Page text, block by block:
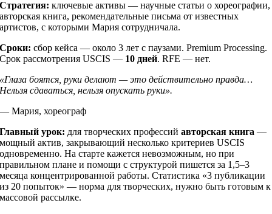
Стратегия: ключевые активы — научные статьи о хореографии,
авторская книга, рекомендательные письма от известных
артистов, с которыми Мария сотрудничала.
Сроки: сбор кейса — около 3 лет с паузами. Premium Processing.
Срок рассмотрения USCIS — 10 дней. RFE — нет.
«Глаза боятся, руки делают — это действительно правда…
Нельзя сдаваться, нельзя опускать руки».
— Мария, хореограф
Главный урок: для творческих профессийавторская книга —
мощный актив, закрывающий несколько критериев USCIS
одновременно. На старте кажется невозможным, но при
правильном плане и помощи с структурой пишется за 1,5–3
месяца концентрированной работы. Статистика «3 публикации
из 20 попыток» — норма для творческих, нужно быть готовым к
массовой рассылке.